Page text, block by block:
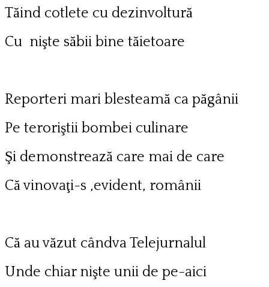
Tăind cotlete cu dezinvoltură
Cu nişte săbii bine tăietoare
Reporteri mari blesteamă ca păgânii
Pe teroriştii bombei culinare
Şi demonstrează care mai de care
Că vinovaţi-s ,evident, românii
Că au văzut cândva Telejurnalul
Unde chiar nişte unii de pe-aici